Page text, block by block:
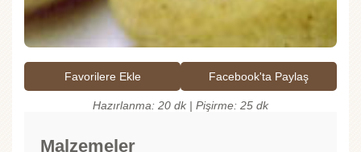
Favorilere Ekle Facebook'ta Paylaş
Hazırlanma: 20 dk | Pişirme: 25 dk
Malzemeler